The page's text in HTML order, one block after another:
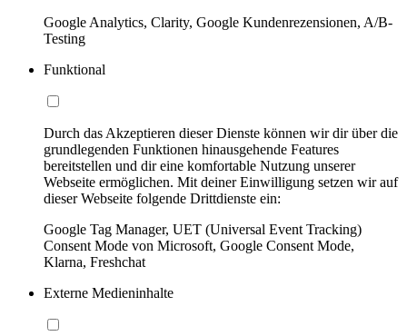
Google Analytics, Clarity, Google Kundenrezensionen, A/B-
Testing
Funktional
Durch das Akzeptieren dieser Dienste können wir dir über die
grundlegenden Funktionen hinausgehende Features
bereitstellen und dir eine komfortable Nutzung unserer
Webseite ermöglichen. Mit deiner Einwilligung setzen wir auf
dieser Webseite folgende Drittdienste ein:
Google Tag Manager, UET (Universal Event Tracking)
Consent Mode von Microsoft, Google Consent Mode,
Klarna, Freshchat
Externe Medieninhalte